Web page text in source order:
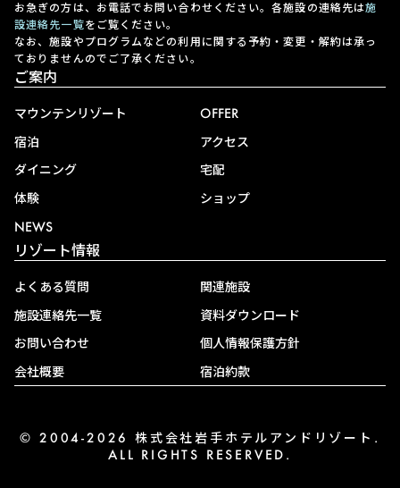
お急ぎの方は、お電話でお問い合わせください。各施設の連絡先は施
設連絡先一覧をご覧ください。
なお、施設やプログラムなどの利用に関する予約・変更・解約は承っ
ておりませんのでご了承ください。
ご案内
マウンテンリゾート
宿泊
ダイニング
体験
NEWS
OFFER
アクセス
宅配
ショップ
リゾート情報
よくある質問
施設連絡先一覧
お問い合わせ
会社概要
関連施設
資料ダウンロード
個人情報保護方針
宿泊約款
© 2004-2026 株式会社岩手ホテルアンドリゾート.
ALL RIGHTS RESERVED.